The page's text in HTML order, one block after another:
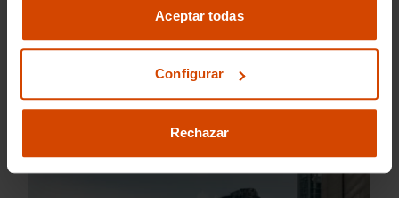
Aceptar todas
Configurar
Rechazar
Kia Rio GT Line ocasión